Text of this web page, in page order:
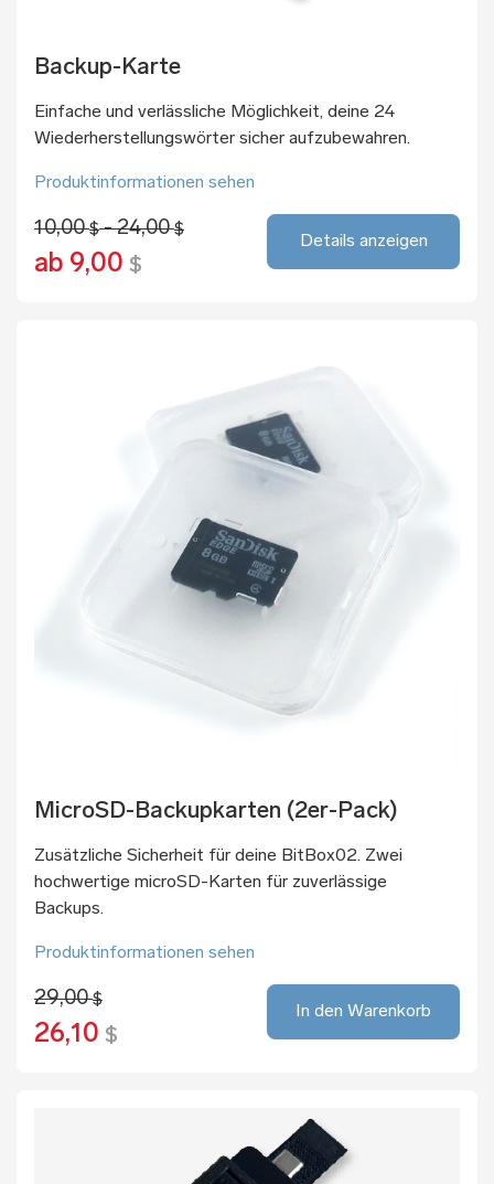
Backup-Karte
Einfache und verlässliche Möglichkeit, deine 24
Wiederherstellungswörter sicher aufzubewahren.
Produktinformationen sehen
10,00$- 24,00$
ab 9,00 $
Details anzeigen
MicroSD-Backupkarten (2er-Pack)
Zusätzliche Sicherheit für deine BitBox02. Zwei
hochwertige microSD-Karten für zuverlässige
Backups.
Produktinformationen sehen
29,00$
26,10 $
In den Warenkorb